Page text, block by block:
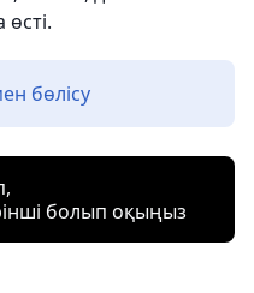
бөлісу
болып оқыңыз